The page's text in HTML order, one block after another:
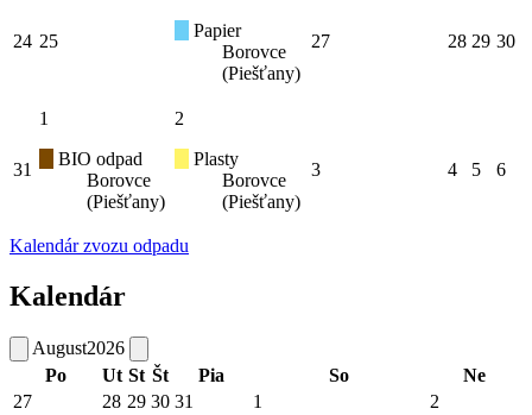
24 25
Papier
Borovce
(Piešťany)
27 28 29 30
31
1
BIO odpad
Borovce
(Piešťany)
2
Plasty
Borovce
(Piešťany)
3 4 5 6
Kalendár zvozu odpadu
Kalendár
August2026
Po
Ut St Št Pia So
Ne
27
28 29 30 31 1 2